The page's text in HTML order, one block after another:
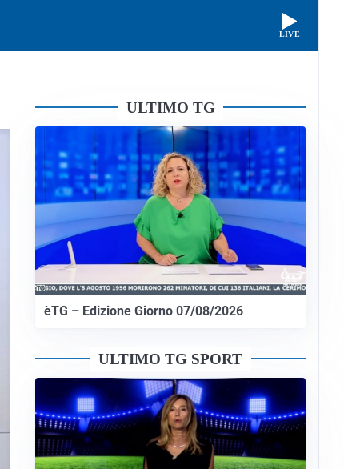
LIVE
ULTIMO TG
èTG – Edizione Giorno 07/08/2026
ULTIMO TG SPORT